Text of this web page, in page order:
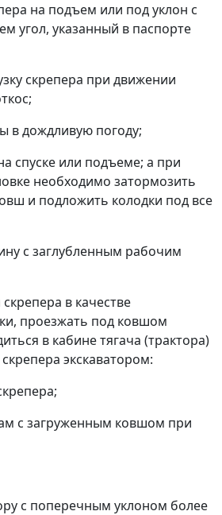
на подъем или под уклон с
угол, указанный в паспорте
скрепера при движении
в дождливую погоду;
спуске или подъеме; а при
необходимо затормозить
и подложить колодки под все
с заглубленным рабочим
в качестве
проезжать под ковшом
в кабине тягача (трактора)
экскаватором:
с загруженным ковшом при
с поперечным уклоном более